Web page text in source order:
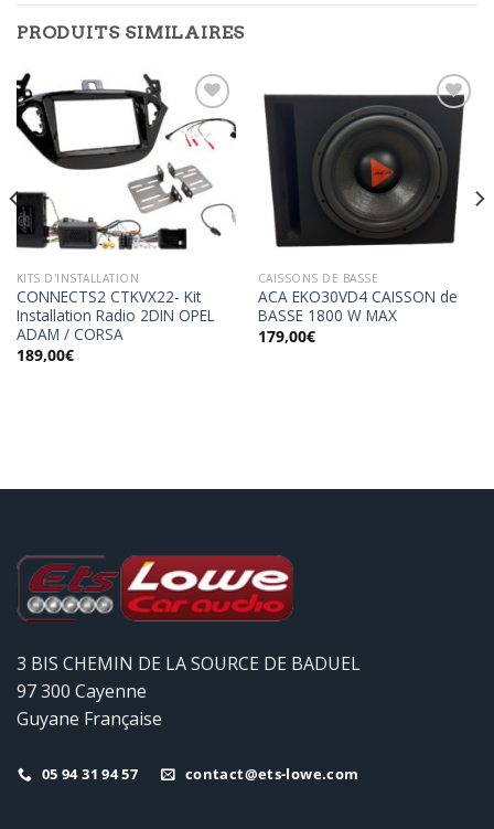
PRODUITS SIMILAIRES
Ajouter
à la
wishlist
KITS D'INSTALLATION
CONNECTS2 CTKVX22- Kit
Installation Radio 2DIN OPEL
ADAM / CORSA
189,00€
Ajouter
wishlist
CAISSONS DE BASSE
ACA EKO30VD4 CAISSON de
BASSE 1800 W MAX
179,00€
3 BIS CHEMIN DE LA SOURCE DE BADUEL
97 300 Cayenne
Guyane Française
05 94 31 94 57 contact@ets-lowe.com